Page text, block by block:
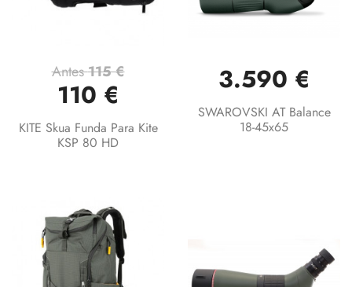
Antes115 €
110 €
KITE Skua Funda Para Kite
KSP 80 HD
3.590 €
SWAROVSKI AT Balance
18-45x65